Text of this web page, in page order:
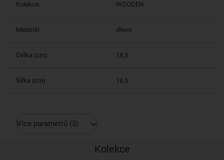
Kolekce: WOODEN
Materiál: dřevo
Délka (cm): 18,5
Šířka (cm): 18,5
Více parametrů (3)
Kolekce